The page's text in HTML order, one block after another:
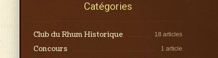
Catégories
18 articles
Club du Rhum Historique
1 article
Concours